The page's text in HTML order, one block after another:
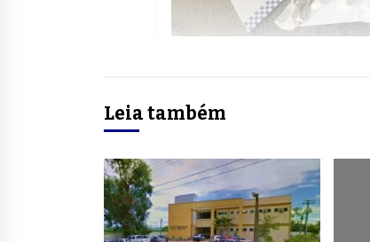
Leia também